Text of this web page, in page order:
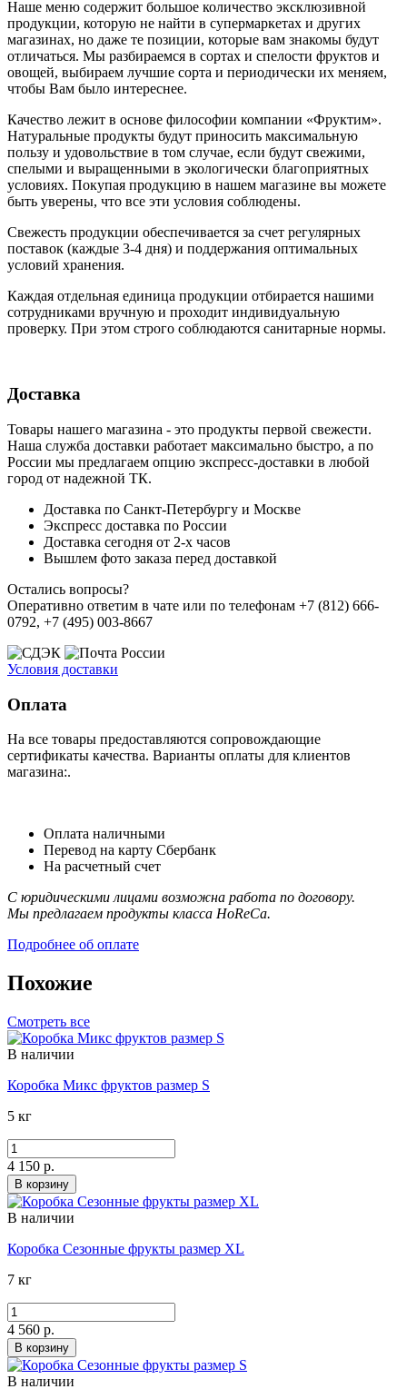
Наше меню содержит большое количество эксклюзивной
продукции, которую не найти в супермаркетах и других
магазинах, но даже те позиции, которые вам знакомы будут
отличаться. Мы разбираемся в сортах и спелости фруктов и
овощей, выбираем лучшие сорта и периодически их меняем,
чтобы Вам было интереснее.
Качество лежит в основе философии компании «Фруктим».
Натуральные продукты будут приносить максимальную
пользу и удовольствие в том случае, если будут свежими,
cпелыми и выращенными в экологически благоприятных
условиях. Покупая продукцию в нашем магазине вы можете
быть уверены, что все эти условия соблюдены.
Свежесть продукции обеспечивается за счет регулярных
поставок (каждые 3-4 дня) и поддержания оптимальных
условий хранения.
Каждая отдельная единица продукции отбирается нашими
сотрудниками вручную и проходит индивидуальную
проверку. При этом строго соблюдаются санитарные нормы.
Доставка
Товары нашего магазина - это продукты первой свежести.
Наша служба доставки работает максимально быстро, а по
России мы предлагаем опцию экспресс-доставки в любой
город от надежной ТК.
Доставка по Санкт-Петербургу и Москве
Экспресс доставка по России
Доставка сегодня от 2-х часов
Вышлем фото заказа перед доставкой
Остались вопросы?
Оперативно ответим в чате или по телефонам +7 (812) 666-
0792, +7 (495) 003-8667
Условия доставки
Оплата
На все товары предоставляются сопровождающие
сертификаты качества. Варианты оплаты для клиентов
магазина:.
Оплата наличными
Перевод на карту Сбербанк
На расчетный счет
С юридическими лицами возможна работа по договору.
Мы предлагаем продукты класса HoReCa.
Подробнее об оплате
Похожие
Смотреть все
В наличии
Коробка Микс фруктов размер S
5 кг
4 150 р.
В корзину
В наличии
Коробка Сезонные фрукты размер XL
7 кг
4 560 р.
В корзину
В наличии